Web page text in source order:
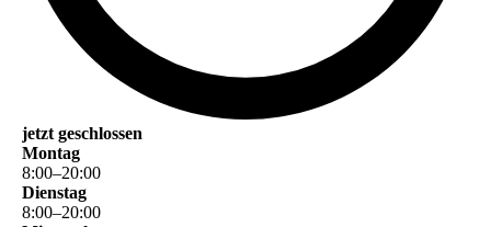
jetzt geschlossen
Montag
8:00–20:00
Dienstag
8:00–20:00